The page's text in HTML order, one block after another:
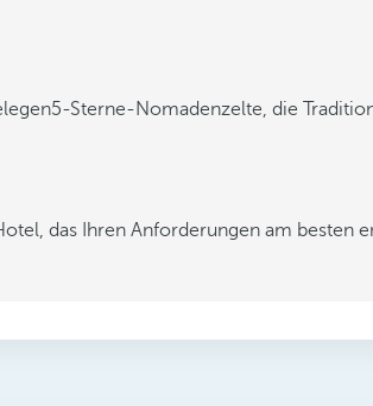
5-Sterne-Nomadenzelte, die
das Ihren Anforderungen am besten